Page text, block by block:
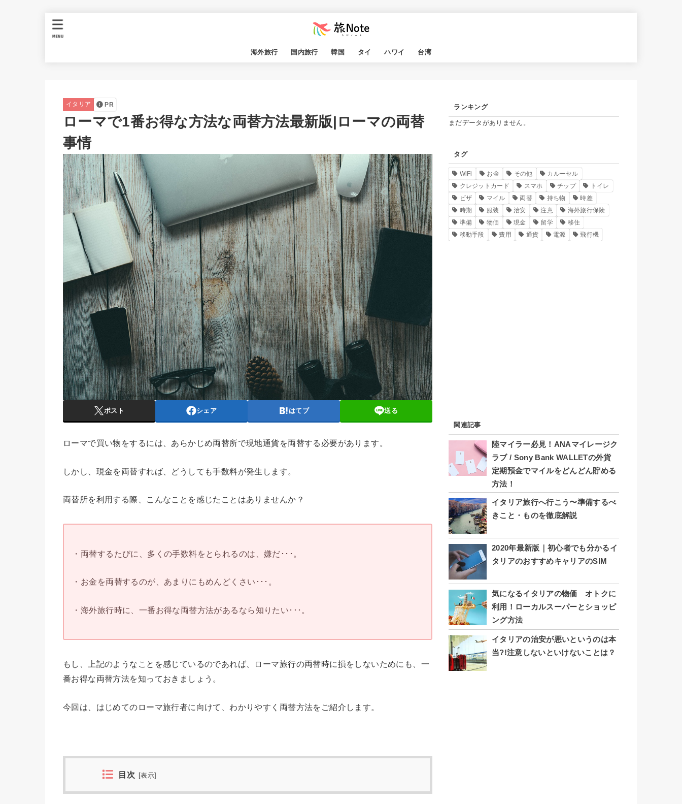
海外旅行 国内旅行 韓国 タイ ハワイ 台湾
MENU
イタリア PR
ローマで1番お得な方法な両替方法最新版|ローマの両替
事情
ポスト シェア はてブ 送る
ローマで買い物をするには、あらかじめ両替所で現地通貨を両替する必要があります。
しかし、現金を両替すれば、どうしても手数料が発生します。
両替所を利用する際、こんなことを感じたことはありませんか？
・両替するたびに、多くの手数料をとられるのは、嫌だ･･･。
・お金を両替するのが、あまりにもめんどくさい･･･。
・海外旅行時に、一番お得な両替方法があるなら知りたい･･･。
もし、上記のようなことを感じているのであれば、ローマ旅行の両替時に損をしないためにも、一
番お得な両替方法を知っておきましょう。
今回は、はじめてのローマ旅行者に向けて、わかりやすく両替方法をご紹介します。
目次 [表示
ランキング
まだデータがありません。
タグ
WiFi お金 その他
カルーセル
クレジットカード
スマホ チップ
トイレ
ビザ
マイル 両替 持ち物
時差
時期
服装 治安 注意
海外旅行保険
準備
物価 現金 留学
移住
移動手段
費用 通貨 電源 飛行機
関連記事
陸マイラー必見！ANAマイレージク
ラブ / Sony Bank WALLETの外貨
定期預金でマイルをどんどん貯める
方法！
イタリア旅行へ行こう〜準備するべ
きこと・ものを徹底解説
2020年最新版｜初心者でも分かるイ
タリアのおすすめキャリアのSIM
気になるイタリアの物価 オトクに
利用！ローカルスーパーとショッピ
ング方法
イタリアの治安が悪いというのは本
当?!注意しないといけないことは？